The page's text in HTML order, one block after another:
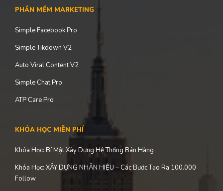
PHẦN MỀM MARKETING
Simple Facebook Pro
Simple Tikdown V2
Auto Viral Content V2
Simple Chat Pro
ATP Care Pro
KHÓA HỌC MIỄN PHÍ
Khóa Học: Bí Mật Xây Dựng Hệ Thống Bán Hàng
Khóa Học: XÂY DỰNG NHÂN HIỆU – Các Bước Tạo Ra 100.000
Follow